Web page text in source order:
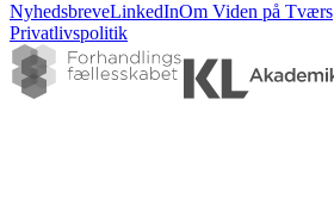
NyhedsbreveLinkedInOm Viden på Tværs
Privatlivspolitik